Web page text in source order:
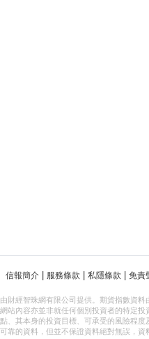
信報簡介 服務條款 私隱條款 免責
財經智珠網有限公司提供。期貨指數資
站內容亦並非就任何個別投資者的特定
、其本身的投資目標、可承受的風險程
靠的資料，但並不保證資料絕對無誤，資